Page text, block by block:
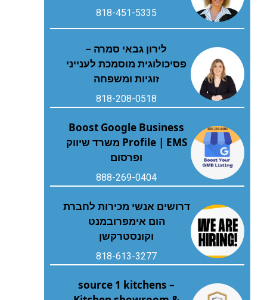
818-451-5335
לירון גבאי סמרה –
פסיכולוגית מוסמכת לענייני
זוגיות ומשפחה
818-208-0518
Boost Google Business
Profile | EMS משרד שיווק
ופרסום
888-269-0404
דרושים אנשי מכירות לחברת
הום אימפרובמנט
וקונסטרקשן
818-613-3277
source 1 kitchens –